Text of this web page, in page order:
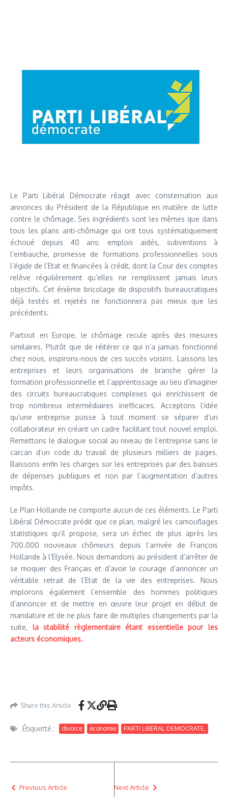
Le Parti Libéral Démocrate réagit avec consternation aux
annonces du Président de la République en matière de lutte
contre le chômage. Ses ingrédients sont les mêmes que dans
tous les plans anti-chômage qui ont tous systématiquement
échoué depuis 40 ans: emplois aidés, subventions à
l’embauche, promesse de formations professionnelles sous
l’égide de l’Etat et financées à crédit, dont la Cour des comptes
relève régulièrement qu’elles ne remplissent jamais leurs
objectifs. Cet énième bricolage de dispositifs bureaucratiques
déjà testés et rejetés ne fonctionnera pas mieux que les
précédents.
Partout en Europe, le chômage recule après des mesures
similaires. Plutôt que de réitérer ce qui n’a jamais fonctionné
chez nous, inspirons-nous de ces succès voisins. Laissons les
entreprises et leurs organisations de branche gérer la
formation professionnelle et l’apprentissage au lieu d’imaginer
des circuits bureaucratiques complexes qui enrichissent de
trop nombreux intermédiaires inefficaces. Acceptons l’idée
qu’une entreprise puisse à tout moment se séparer d’un
collaborateur en créant un cadre facilitant tout nouvel emploi.
Remettons le dialogue social au niveau de l’entreprise sans le
carcan d’un code du travail de plusieurs milliers de pages.
Baissons enfin les charges sur les entreprises par des baisses
de dépenses publiques et non par l’augmentation d’autres
impôts.
Le Plan Hollande ne comporte aucun de ces éléments. Le Parti
Libéral Démocrate prédit que ce plan, malgré les camouflages
statistiques qu’il propose, sera un échec de plus après les
700.000 nouveaux chômeurs depuis l’arrivée de François
Hollande à l’Elysée. Nous demandons au président d’arrêter de
se moquer des Français et d’avoir le courage d’annoncer un
véritable retrait de l’Etat de la vie des entreprises. Nous
implorons également l’ensemble des hommes politiques
d’annoncer et de mettre en œuvre leur projet en début de
mandature et de ne plus faire de multiples changements par la
suite, la stabilité règlementaire étant essentielle pour les
acteurs économiques.
Share this Article
Étiquetté : divorce économie PARTI LIBERAL DEMOCRATE,
Previous Article Next Article